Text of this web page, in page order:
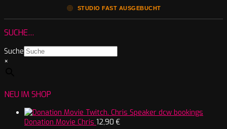
🟠 STUDIO FAST AUSGEBUCHT
SUCHE…
Suche
×
NEU IM SHOP
Donation Movie Chris 12,90 €